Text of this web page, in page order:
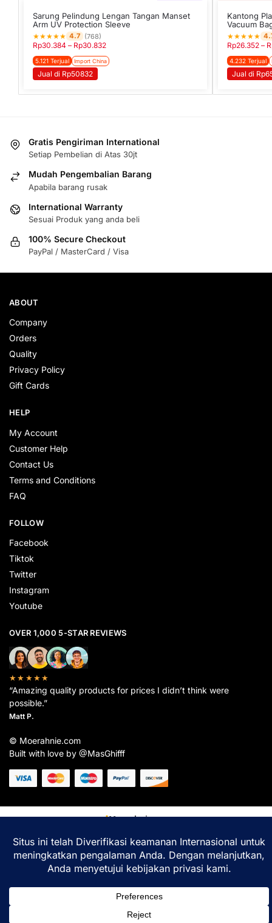
Sarung Pelindung Lengan Tangan Manset
Arm UV Protection Sleeve
★★★★★ 4.7 (768)
Rp30.384 – Rp30.832
5.121 Terjual Import China
Jual di Rp50832
Kantong
Vacuum
★★★★★
Rp26.352 –
4.232 Terjual
Jual di
Gratis Pengiriman International
Setiap Pembelian di Atas 30jt
Mudah Pengembalian Barang
Apabila barang rusak
International Warranty
Sesuai Produk yang anda beli
100% Secure Checkout
PayPal / MasterCard / Visa
ABOUT
Company
Orders
Quality
Privacy Policy
Gift Cards
HELP
My Account
Customer Help
Contact Us
Terms and Conditions
FAQ
FOLLOW
Facebook
Tiktok
Twitter
Instagram
Youtube
OVER 1,000 5-STAR REVIEWS
★★★★★
“Amazing quality products for prices I didn’t think were
possible.”
Matt P.
© Moerahnie.com
Built with love by @MasGhifff
Moerahnie.com
pengalaman belanja terbaik Anda.